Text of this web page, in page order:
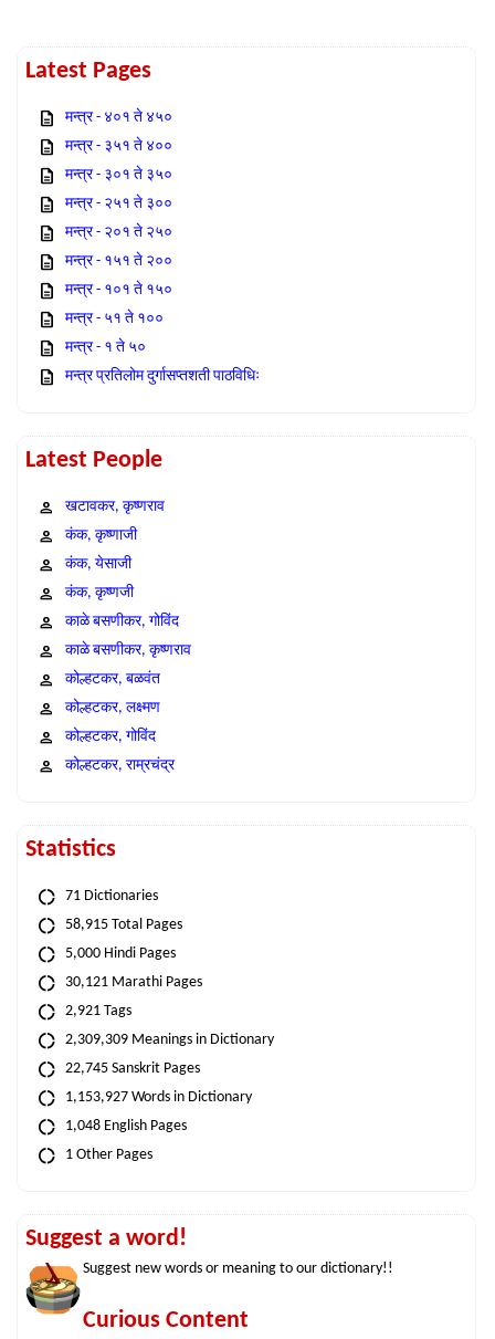
Latest Pages
मन्त्र - ४०१ ते ४५०
मन्त्र - ३५१ ते ४००
मन्त्र - ३०१ ते ३५०
मन्त्र - २५१ ते ३००
मन्त्र - २०१ ते २५०
मन्त्र - १५१ ते २००
मन्त्र - १०१ ते १५०
मन्त्र - ५१ ते १००
मन्त्र - १ ते ५०
मन्त्र प्रतिलोम दुर्गासप्तशती पाठविधिः
Latest People
खटावकर, कृष्णराव
कंक, कृष्णाजी
कंक, येसाजी
कंक, कृष्णजी
काळे बसणीकर, गोविंद
काळे बसणीकर, कृष्णराव
कोल्हटकर, बळवंत
कोल्हटकर, लक्ष्मण
कोल्हटकर, गोविंद
कोल्हटकर, राम्रचंद्र
Statistics
71 Dictionaries
58,915 Total Pages
5,000 Hindi Pages
30,121 Marathi Pages
2,921 Tags
2,309,309 Meanings in Dictionary
22,745 Sanskrit Pages
1,153,927 Words in Dictionary
1,048 English Pages
1 Other Pages
Suggest a word!
Suggest new words or meaning to our dictionary!!
Curious Content